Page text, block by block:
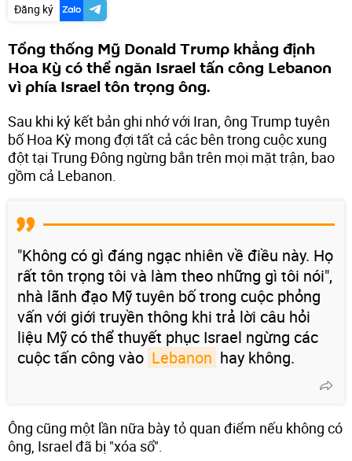
Đăng ký
Tổng thống Mỹ Donald Trump khẳng định
Hoa Kỳ có thể ngăn Israel tấn công Lebanon
vì phía Israel tôn trọng ông.
Sau khi ký kết bản ghi nhớ với Iran, ông Trump tuyên
bố Hoa Kỳ mong đợi tất cả các bên trong cuộc xung
đột tại Trung Đông ngừng bắn trên mọi mặt trận, bao
gồm cả Lebanon.
"Không có gì đáng ngạc nhiên về điều này. Họ
rất tôn trọng tôi và làm theo những gì tôi nói",
nhà lãnh đạo Mỹ tuyên bố trong cuộc phỏng
vấn với giới truyền thông khi trả lời câu hỏi
liệu Mỹ có thể thuyết phục Israel ngừng các
cuộc tấn công vào Lebanon hay không.
Ông cũng một lần nữa bày tỏ quan điểm nếu không có
ông, Israel đã bị "xóa sổ".